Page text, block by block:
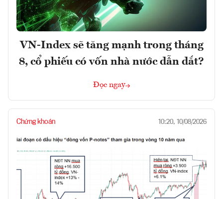
VN-Index sẽ tăng mạnh trong tháng
8, cổ phiếu có vốn nhà nước dẫn dắt?
Đọc ngay
Chứng khoán 10:20, 10/08/2026